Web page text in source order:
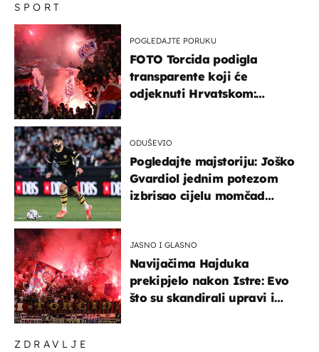
ZDRAVLJE
SPORT
POGLEDAJTE PORUKU
FOTO Torcida podigla
transparente koji će
odjeknuti Hrvatskom:
ODUŠEVIO
Pogledajte majstoriju: Joško
Gvardiol jednim potezom
izbrisao cijelu momčad
JASNO I GLASNO
Navijačima Hajduka
prekipjelo nakon Istre: Evo
što su skandirali upravi i